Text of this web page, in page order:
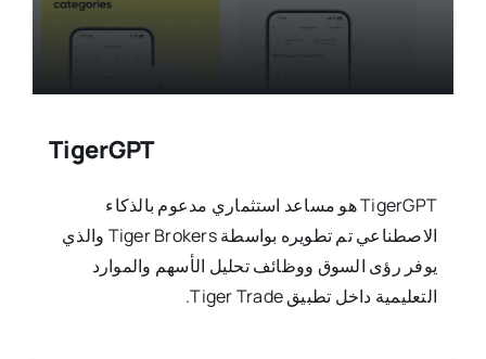
TigerGPT
TigerGPT هو مساعد استثماري مدعوم بالذكاء
الاصطناعي تم تطويره بواسطة Tiger Brokers والذي
يوفر رؤى السوق ووظائف تحليل الأسهم والموارد
التعليمية داخل تطبيق Tiger Trade.